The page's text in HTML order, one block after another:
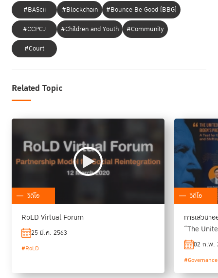
#BAScii
#Blockchain
#Bounce Be Good (BBG)
#CCPCJ
#Children and Youth
#Community
#Court
Related Topic
วิดีโอ
RoLD Virtual Forum
25 มี.ค. 2563
#RoLD
วิดีโอ
การเสวนา
“The
02 ก.พ.
#Governance